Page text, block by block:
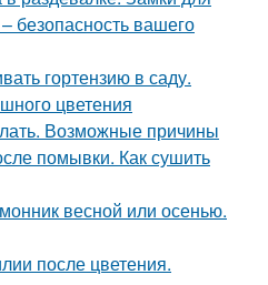
безопасность вашего
гортензию в саду.
цветения
Возможные причины
помывки. Как сушить
весной или осенью.
после цветения.